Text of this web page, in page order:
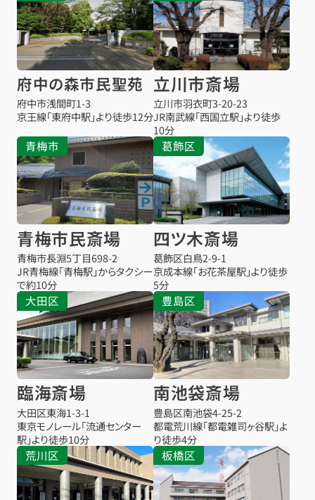
府中の森市民聖苑
府中市浅間町1-3
京王線「東府中駅」より徒歩12分
立川市斎場
立川市羽衣町3-20-23
JR南武線「西国立駅」より徒歩
10分
青梅市
青梅市民斎場
青梅市長淵5丁目698-2
JR青梅線「青梅駅」からタクシー
で約10分
葛飾区
四ツ木斎場
葛飾区白鳥2-9-1
京成本線「お花茶屋駅」より徒歩
5分
大田区
臨海斎場
大田区東海1-3-1
東京モノレール「流通センター
駅」より徒歩10分
豊島区
南池袋斎場
豊島区南池袋4-25-2
都電荒川線「都電雑司ヶ谷駅」よ
り徒歩4分
荒川区 板橋区